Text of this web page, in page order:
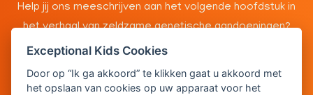
Help jij ons meeschrijven aan het volgende hoofdstuk in
het verhaal van zeldzame genetische aandoeningen?
Ik steun
Exceptional Kids Cookies
Door op “Ik ga akkoord” te klikken gaat u akkoord met
het opslaan van cookies op uw apparaat voor het